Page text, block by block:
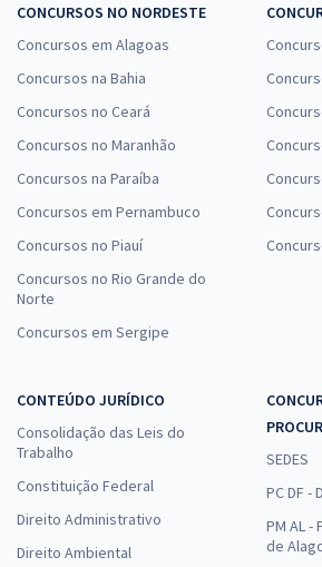
CONCURSOS NO NORDESTE
Concursos em Alagoas
Concursos na Bahia
Concursos no Ceará
Concursos no Maranhão
Concursos na Paraíba
Concursos em Pernambuco
Concursos no Piauí
Concursos no Rio Grande do
Norte
Concursos em Sergipe
CONTEÚDO JURÍDICO
Consolidação das Leis do
Trabalho
Constituição Federal
Direito Administrativo
Direito Ambiental
SEDES
PC DF -
PM AL -
de